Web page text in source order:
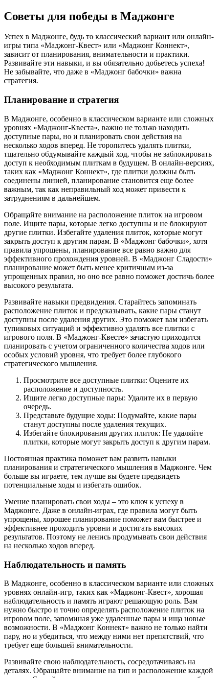
Советы для победы в Маджонге
Успех в Маджонге, будь то классический вариант или онлайн-
игры типа «Маджонг-Квест» или «Маджонг Коннект»,
зависит от планирования, внимательности и практики.
Развивайте эти навыки, и вы обязательно добьетесь успеха!
Не забывайте, что даже в «Маджонг бабочки» важна
стратегия.
Планирование и стратегия
В Маджонге, особенно в классическом варианте или сложных
уровнях «Маджонг-Квеста», важно не только находить
доступные пары, но и планировать свои действия на
несколько ходов вперед. Не торопитесь удалять плитки,
тщательно обдумывайте каждый ход, чтобы не заблокировать
доступ к необходимым плиткам в будущем. В онлайн-версиях,
таких как «Маджонг Коннект», где плитки должны быть
соединены линией, планирование становится еще более
важным, так как неправильный ход может привести к
затруднениям в дальнейшем.
Обращайте внимание на расположение плиток на игровом
поле. Ищите пары, которые легко доступны и не блокируют
другие плитки. Избегайте удаления плиток, которые могут
закрыть доступ к другим парам. В «Маджонг бабочки», хотя
правила упрощены, планирование все равно важно для
эффективного прохождения уровней. В «Маджонг Сладости»
планирование может быть менее критичным из-за
упрощенных правил, но оно все равно поможет достичь более
высокого результата.
Развивайте навыки предвидения. Старайтесь запоминать
расположение плиток и предсказывать, какие пары станут
доступны после удаления других. Это поможет вам избегать
тупиковых ситуаций и эффективно удалять все плитки с
игрового поля. В «Маджонг-Квесте» зачастую приходится
планировать с учетом ограниченного количества ходов или
особых условий уровня, что требует более глубокого
стратегического мышления.
Просмотрите все доступные плитки: Оцените их
расположение и доступность.
Ищите легко доступные пары: Удалите их в первую
очередь.
Представьте будущие ходы: Подумайте, какие пары
станут доступны после удаления текущих.
Избегайте блокирования других плиток: Не удаляйте
плитки, которые могут закрыть доступ к другим парам.
Постоянная практика поможет вам развить навыки
планирования и стратегического мышления в Маджонге. Чем
больше вы играете, тем лучше вы будете предвидеть
потенциальные ходы и избегать ошибок.
Умение планировать свои ходы – это ключ к успеху в
Маджонге. Даже в онлайн-играх, где правила могут быть
упрощены, хорошее планирование поможет вам быстрее и
эффективнее проходить уровни и достигать высоких
результатов. Поэтому не ленись продумывать свои действия
на несколько ходов вперед.
Наблюдательность и память
В Маджонге, особенно в классическом варианте или сложных
уровнях онлайн-игр, таких как «Маджонг-Квест», хорошая
наблюдательность и память играют решающую роль. Вам
нужно быстро и точно определять расположение плиток на
игровом поле, запоминая уже удаленные пары и ища новые
возможности. В «Маджонг Коннект» важно не только найти
пару, но и убедиться, что между ними нет препятствий, что
требует еще большей внимательности.
Развивайте свою наблюдательность, сосредотачиваясь на
деталях. Обращайте внимание на тип и расположение каждой